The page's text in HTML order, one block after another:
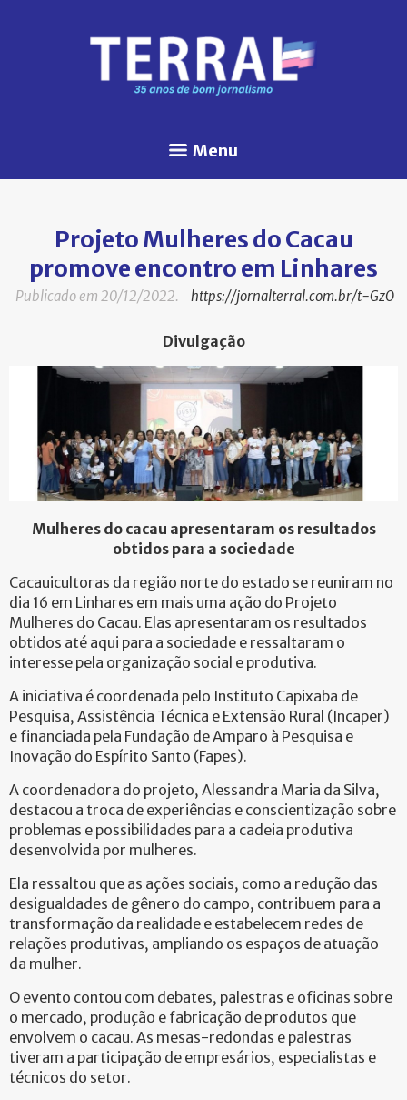
Menu
Projeto Mulheres do Cacau
promove encontro em Linhares
Publicado em 20/12/2022. https://jornalterral.com.br/t-GzO
Divulgação
Mulheres do cacau apresentaram os resultados
obtidos para a sociedade
Cacauicultoras da região norte do estado se reuniram no
dia 16 em Linhares em mais uma ação do Projeto
Mulheres do Cacau. Elas apresentaram os resultados
obtidos até aqui para a sociedade e ressaltaram o
interesse pela organização social e produtiva.
A iniciativa é coordenada pelo Instituto Capixaba de
Pesquisa, Assistência Técnica e Extensão Rural (Incaper)
e financiada pela Fundação de Amparo à Pesquisa e
Inovação do Espírito Santo (Fapes).
A coordenadora do projeto, Alessandra Maria da Silva,
destacou a troca de experiências e conscientização sobre
problemas e possibilidades para a cadeia produtiva
desenvolvida por mulheres.
Ela ressaltou que as ações sociais, como a redução das
desigualdades de gênero do campo, contribuem para a
transformação da realidade e estabelecem redes de
relações produtivas, ampliando os espaços de atuação
da mulher.
O evento contou com debates, palestras e oficinas sobre
o mercado, produção e fabricação de produtos que
envolvem o cacau. As mesas-redondas e palestras
tiveram a participação de empresários, especialistas e
técnicos do setor.